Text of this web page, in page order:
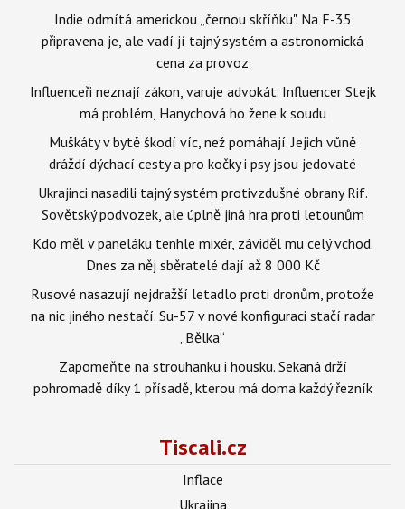
Indie odmítá americkou „černou skříňku". Na F-35
připravena je, ale vadí jí tajný systém a astronomická
cena za provoz
Influenceři neznají zákon, varuje advokát. Influencer Stejk
má problém, Hanychová ho žene k soudu
Muškáty v bytě škodí víc, než pomáhají. Jejich vůně
dráždí dýchací cesty a pro kočky i psy jsou jedovaté
Ukrajinci nasadili tajný systém protivzdušné obrany Rif.
Sovětský podvozek, ale úplně jiná hra proti letounům
Kdo měl v paneláku tenhle mixér, záviděl mu celý vchod.
Dnes za něj sběratelé dají až 8 000 Kč
Rusové nasazují nejdražší letadlo proti dronům, protože
na nic jiného nestačí. Su-57 v nové konfiguraci stačí radar
„Bělka“
Zapomeňte na strouhanku i housku. Sekaná drží
pohromadě díky 1 přísadě, kterou má doma každý řezník
Tiscali.cz
Inflace
Ukrajina